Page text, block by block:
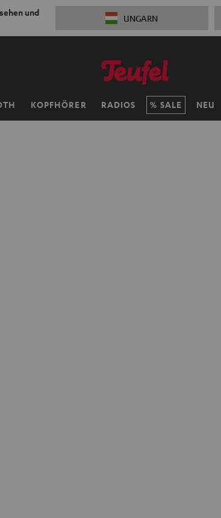
und
UNGARN
KOPFHÖRER RADIOS SALE NEU